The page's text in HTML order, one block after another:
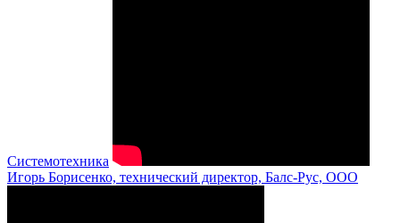
Системотехника
Игорь Борисенко, технический директор, Балс-Рус, ООО